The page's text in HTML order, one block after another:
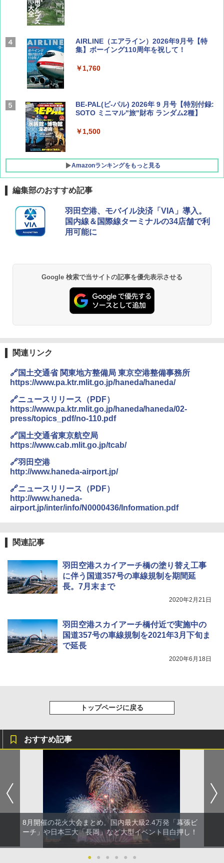
AIRLINE（エアライン）2026年9月号【特
集】ボーイング110周年を祝して！
￥1,760
BE-PAL(ビ-パル) 2026年 9 月号【特別付録:
SOTO ミニマル"旅"財布 ランダム2種】
￥1,500
Amazonランキングをもっと見る
D40 地球の歩き方 チェンマイ タイ北部の魅
力的な町 2026～2027 地球の歩き方D アジア
￥2,079
球の歩き方A ヨーロッパ
￥2,479
￥2,277
地球の歩き方 スター・ウォーズ
￥2,695
解く (講談社現代新書)
￥1,540
[キャンパーズコレクション 山善] ポップアッ
プテント 傘みたいに広げて畳める パッとサ
ッとサンシェード キューブ フルクローズ メ
ッシュ 簡単設置 ワンタッチテント キャンプ
PYKES PEAK (パイクスピーク) 着替えテン
ト プライバシー テント 【中が透けない】 1
人用 折りたたみ 防災グッズ 災害用トイレ ビ
ーチ ピクニック ポップアップテント 携帯 簡
ENDLESS BASE 《めざましテレビで紹介》
テント ワンタッチ RENEW 幅200 2-3人用 43
500002(89147)
￥5,499
[キャンパーズコレクション 山善] 傘みたいに
広げるだけ パッとサッとテント ブラックコ
ーティング フルクローズ メッシュ 3-4人用
ュ(BC仕様) PATC-150B(EB)
￥8,991
Coleman(コールマン) ツーリングドーム/LD
BUNDOK(バンドック)ソロ ドーム 1 EX BDK
-08EX カーキ ソロキャンプ ポリエステル フ
レーム テント
026リニューアル 急速冷凍 空間倍増 衛生的
コンパクト 保冷力長持ち
￥2,980
￥6,459
ポインターライト 強力 小型 緑色/赤色/青紫色
USB充電式 高精度 超長距離照射 長時間使用
可能 安全ロック付き 高安全性 金属製耐久 コ
ンパクト多機能設計 持ち運び便利 アウトド
ア/オフィス/教育現場/展示会用 緑
電動エアーポンプ SUP用 20PSI 電動ポンプ
ゴムボート 空気入れ 空気抜き 自動停止 過熱
保護 日光可読lcd 7種類ノズル付き
編集部のおすすめ記事
羽田空港、モバイル決済「VIA」導入。
国内線＆国際線ターミナルの34店舗で利
用可能に
Google 検索で当サイトの記事を優先表示させる
関連リンク
🔗国土交通省 関東地方整備局 東京空港整備事務所
https://www.pa.ktr.mlit.go.jp/haneda/haneda/
🔗ニュースリリース（PDF）
https://www.pa.ktr.mlit.go.jp/haneda/haneda/02-
press/topics_pdf/no-110.pdf
🔗国土交通省東京航空局
https://www.cab.mlit.go.jp/tcab/
🔗羽田空港
http://www.haneda-airport.jp/
🔗ニュースリリース（PDF）
http://www.haneda-
airport.jp/inter/info/N0000436/Information.pdf
関連記事
羽田空港スカイアーチ橋の塗り替え工事
に伴う国道357号の車線規制を期間延
長。7月末まで
2020年2月21日
羽田空港スカイアーチ橋付近で実施中の
国道357号の車線規制を2021年3月下旬ま
で延長
2020年6月18日
トップページに戻る
おすすめ記事
8月開催の花火大会まとめ。国内最大級2.4万発「幕張ビ
ーチ」や日本三大「長岡」など大型イベント目白押し！
● ● ● ● ● ●